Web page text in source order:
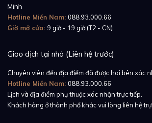
Minh
Hotline Miền Nam: 088.93.000.66
Giờ mở cửa: 9 giờ - 19 giờ (T2 - CN)
Giao dịch tại nhà (Liên hệ trước)
Chuyên viên đến địa điểm đã được hai bên xác
Hotline Miền Nam: 088.93.000.66
Lịch và địa điểm phụ thuộc xác nhận trực tiếp.
Khách hàng ở thành phố khác vui lòng liên hệ